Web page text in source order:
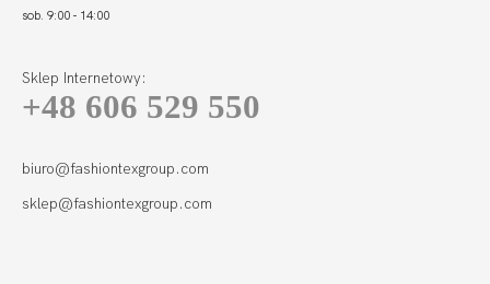
sob. 9:00 - 14:00
Sklep Internetowy:
+48 606 529 550
biuro@fashiontexgroup.com
sklep@fashiontexgroup.com